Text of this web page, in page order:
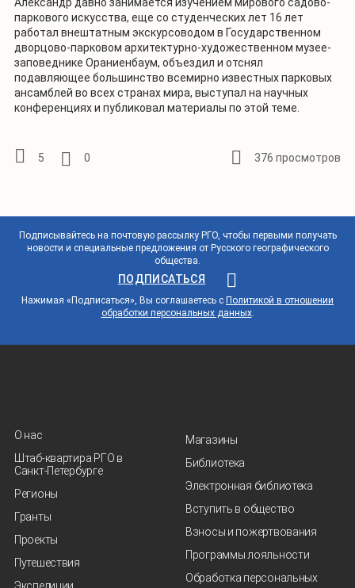
паркового искусства, еще со студенческих лет 16 лет
работал внештатным экскурсоводом в Государственном
дворцово-парковом архитектурно-художественном музее-
заповеднике Ораниенбаум, объездил и отснял
подавляющее большинство всемирно известных парковых
ансамблей во всех странах мира, выступал на научных
конференциях и публиковал материалы по этой теме.
5 0 376 просмотров
Подписывайтесь на почтовую рассылку РГО, чтобы первыми получать
новости и специальные предложения от Русского географического
общества.
ПОДПИСАТЬСЯ
Нажимая «Подписаться», Вы соглашаетесь с Политикой в отношении
обработки персональных данных.
О нас
Штаб-квартира РГО в
Санкт‑Петербурге
Регионы
Гранты
Проекты
Путешествия
Экспедиции
Магазины
Библиотека
Электронная библиотека
Вступить в общество
Взносы и пожертвования
Программы лояльности
Обработка персональных